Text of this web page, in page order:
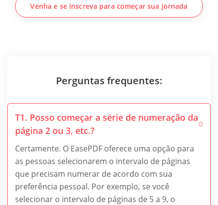
Venha e se inscreva para começar sua jornada
Perguntas frequentes:
T1. Posso começar a série de numeração da
página 2 ou 3, etc.?
Certamente. O EasePDF oferece uma opção para
as pessoas selecionarem o intervalo de páginas
que precisam numerar de acordo com sua
preferência pessoal. Por exemplo, se você
selecionar o intervalo de páginas de 5 a 9, o